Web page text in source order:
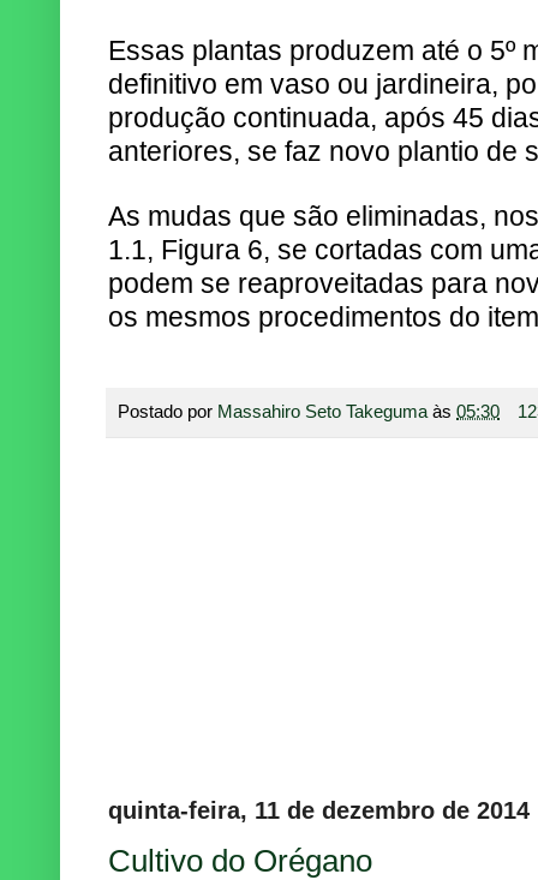
Essas plantas produzem até o 5º
definitivo em vaso ou jardineira,
produção continuada, após 45
anteriores, se faz novo plantio de
As mudas que são eliminadas,
1.1, Figura 6, se cortadas com
podem se reaproveitadas para
os mesmos procedimentos do
Postado por Massahiro Seto Takeguma às 05:30
quinta-feira, 11 de dezembro de 2014
Cultivo do Orégano